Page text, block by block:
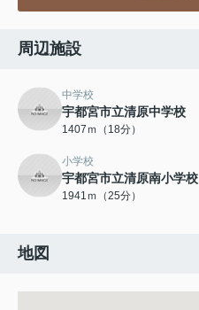
周辺施設
中学校
宇都宮市立清原中学校
1407ｍ（18分）
小学校
宇都宮市立清原南小学校
1941ｍ（25分）
地図